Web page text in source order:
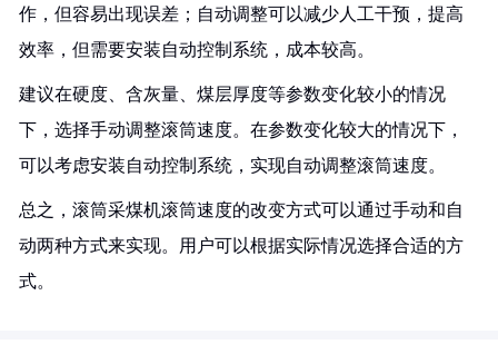
作，但容易出现误差；自动调整可以减少人工干预，提高
效率，但需要安装自动控制系统，成本较高。
建议在硬度、含灰量、煤层厚度等参数变化较小的情况
下，选择手动调整滚筒速度。在参数变化较大的情况下，
可以考虑安装自动控制系统，实现自动调整滚筒速度。
总之，滚筒采煤机滚筒速度的改变方式可以通过手动和自
动两种方式来实现。用户可以根据实际情况选择合适的方
式。